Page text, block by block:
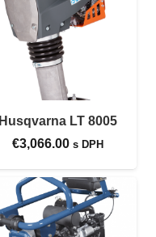
Husqvarna LT 8005
€3,066.00 s DPH